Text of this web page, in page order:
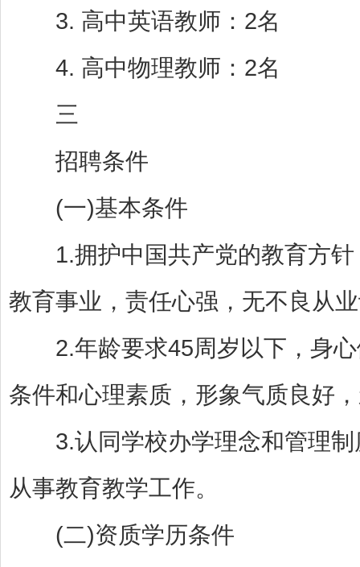
3. 高中英语教师：2名
4. 高中物理教师：2名
三
招聘条件
(一)基本条件
1.拥护中国共产党的教育方针
教育事业，责任心强，无不良从
2.年龄要求45周岁以下，身心
条件和心理素质，形象气质良好
3.认同学校办学理念和管理制
从事教育教学工作。
(二)资质学历条件